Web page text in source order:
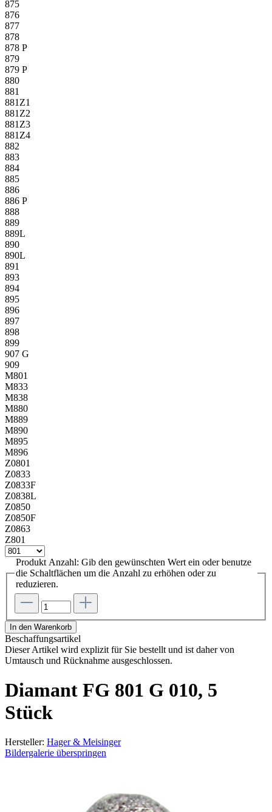
875
876
877
878
878 P
879
879 P
880
881
881Z1
881Z2
881Z3
881Z4
882
883
884
885
886
886 P
888
889
889L
890
890L
891
893
894
895
896
897
898
899
907 G
909
M801
M833
M838
M880
M889
M890
M895
M896
Z0801
Z0833
Z0833F
Z0838L
Z0850
Z0850F
Z0863
Z801
Produkt Anzahl: Gib den gewünschten Wert ein oder benutze
die Schaltflächen um die Anzahl zu erhöhen oder zu
reduzieren.
In den Warenkorb
Beschaffungsartikel
Dieser Artikel wird explizit für Sie bestellt und ist daher von
Umtausch und Rücknahme ausgeschlossen.
Diamant FG 801 G 010, 5
Stück
Hersteller: Hager & Meisinger
Bildergalerie überspringen